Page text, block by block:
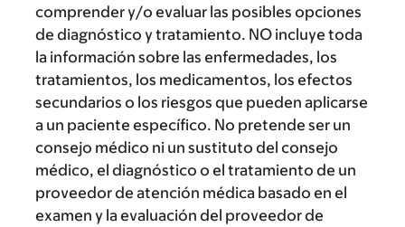
comprender y/o evaluar las posibles opciones
de diagnóstico y tratamiento. NO incluye toda
la información sobre las enfermedades, los
tratamientos, los medicamentos, los efectos
secundarios o los riesgos que pueden aplicarse
a un paciente específico. No pretende ser un
consejo médico ni un sustituto del consejo
médico, el diagnóstico o el tratamiento de un
proveedor de atención médica basado en el
examen y la evaluación del proveedor de